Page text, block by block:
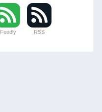
Feedly RSS